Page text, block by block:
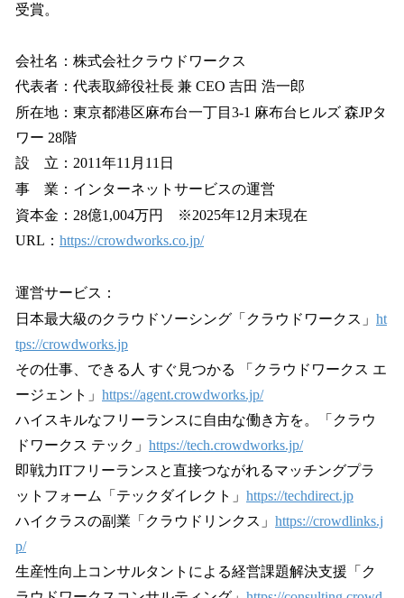
受賞。
会社名：株式会社クラウドワークス
代表者：代表取締役社長 兼 CEO 吉田 浩一郎
所在地：東京都港区麻布台一丁目3-1 麻布台ヒルズ 森JPタ
ワー 28階
設 立：2011年11月11日
事 業：インターネットサービスの運営
資本金：28億1,004万円 ※2025年12月末現在
URL： https://crowdworks.co.jp/
運営サービス：
日本最大級のクラウドソーシング「クラウドワークス」 ht
tps://crowdworks.jp
その仕事、できる人 すぐ見つかる 「クラウドワークス エ
ージェント」 https://agent.crowdworks.jp/
ハイスキルなフリーランスに自由な働き方を。「クラウ
ドワークス テック」 https://tech.crowdworks.jp/
即戦力ITフリーランスと直接つながれるマッチングプラ
ットフォーム「テックダイレクト」 https://techdirect.jp
ハイクラスの副業「クラウドリンクス」 https://crowdlinks.j
p/
生産性向上コンサルタントによる経営課題解決支援「ク